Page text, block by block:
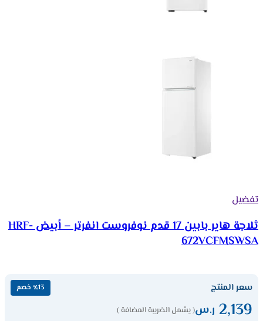
تفضيل
ثلاجة هاير بابين 17 قدم نوفروست انفرتر – أبيض HRF-
672VCFMSWSA
سعر المنتج ٪13 خصم
2,139 ر.س( يشمل الضريبة المضافة )